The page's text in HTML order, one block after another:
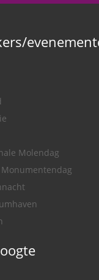
Molendag